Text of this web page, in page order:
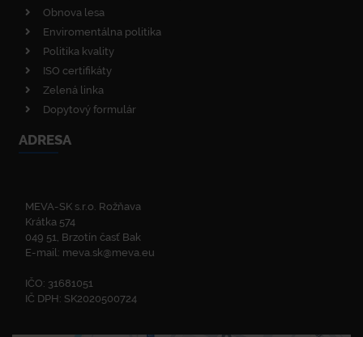
Obnova lesa
Enviromentálna politika
Politika kvality
ISO certifikáty
Zelená linka
Dopytový formulár
ADRESA
MEVA-SK s.r.o. Rožňava
Krátka 574
049 51, Brzotín časť Bak
E-mail: meva.sk@meva.eu
IČO: 31681051
IČ DPH: SK2020500724